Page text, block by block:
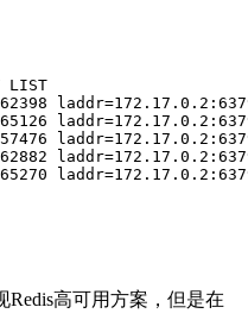
LIST
高可用方案，但是在